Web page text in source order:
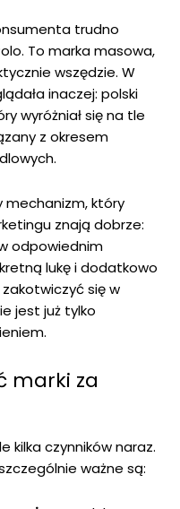
trudno
To marka masowa,
wszędzie. W
inaczej: polski
wyróżniał się na tle
z okresem
mechanizm, który
znają dobrze:
odpowiednim
lukę i dodatkowo
się w
jest już tylko
marki za
kilka czynników naraz.
ważne są: